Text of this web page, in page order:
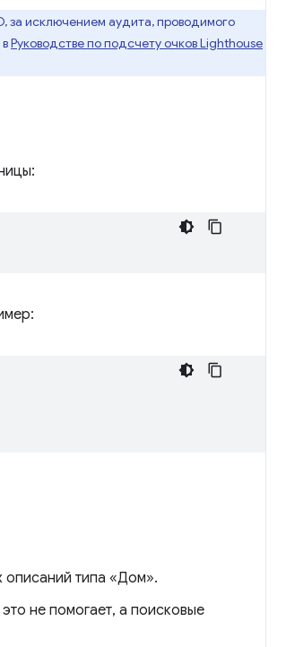
за исключением аудита, проводимого
Руководстве по подсчету очков Lighthouse
описаний типа «Дом».
не помогает, а поисковые